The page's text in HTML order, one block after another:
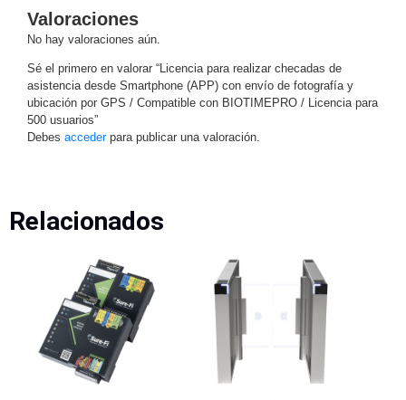
Ambientes
Salinos Antiexplosión
TurretEspeciales Lente
MotorizadoOcultas
-
PinholePTZVideograbadoras
/ CVI
Robots e
Industrial
Cámaras
Industriales
Energía
Adaptadores
de
Valoraciones
No hay valoraciones aún.
Sé el primero en valorar “Licencia para realizar checadas de
asistencia desde Smartphone (APP) con envío de fotografía y
ubicación por GPS / Compatible con BIOTIMEPRO / Licencia para
500 usuarios”
Debes accederpara publicar una valoración.
Relacionados